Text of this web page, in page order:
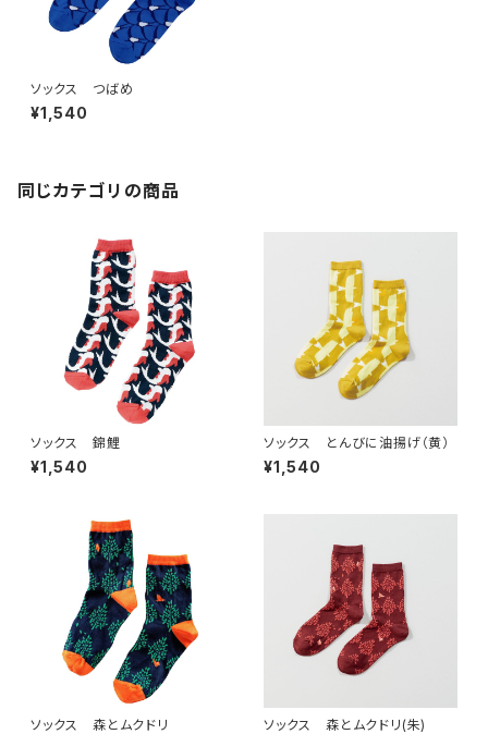
ソックス つばめ
¥1,540
同じカテゴリの商品
ソックス 錦鯉
¥1,540
ソックス とんびに油揚げ（黄）
¥1,540
ソックス 森とムクドリ ソックス 森とムクドリ(朱)